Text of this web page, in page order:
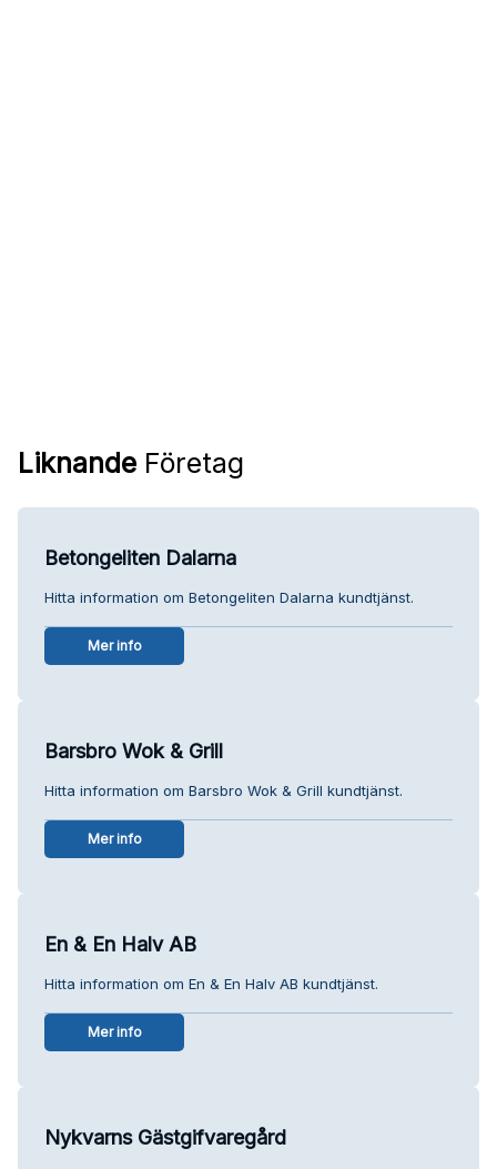
Liknande Företag
Betongeliten Dalarna
Hitta information om Betongeliten Dalarna kundtjänst.
Mer info
Barsbro Wok & Grill
Hitta information om Barsbro Wok & Grill kundtjänst.
Mer info
En & En Halv AB
Hitta information om En & En Halv AB kundtjänst.
Mer info
Nykvarns Gästgifvaregård